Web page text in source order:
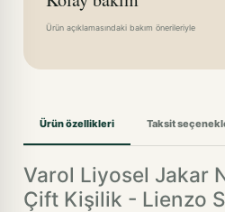
Ürün açıklamasındaki bakım önerileriyle
Ürün özellikleri Taksit
Varol Liyosel Jakar
Çift Kişilik - Lienzo